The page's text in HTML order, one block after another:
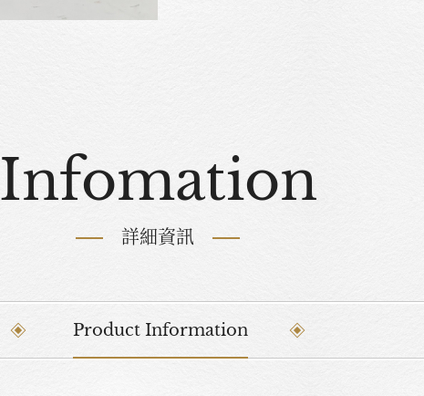
Infomation
詳細資訊
Product Information